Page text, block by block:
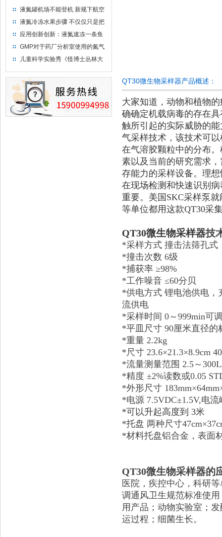
液氮罐机场不能登机 新规下航空
运输罐能否上飞机
液氮冷冻水果步骤 不仅仅只是把
水果扔到液氮中
应用创新创新：液氮速冻一条鱼
只需15分钟 保持活鲜一整年
GMP对于药厂分析室使用的氮气
钢瓶存放标准
儿童科学实验秀《怪博士丛林大
及
QT30微生物采样器产品概述：
大家知道，动物和植物
确确定机载病毒的存在
触所引起的实际威胁的
气采样技术，该技术可
在气溶胶颗粒中的分布
素以及当前的研究需求
存能力的采样设备。理
在现场检测和快速识别
重要。美国SKC采样泵
等单位都用这款QT30采
QT30微生物采样器技
*采样方式 撞击法筛孔式
*撞击次数 6级
*捕获率 ≥98%
*工作噪音 ≤60分贝
*供电方式 锂电池供电，
流供电
*采样时间 0～999min可
*平皿尺寸 90厘米直径的
*重量 2.2kg
*尺寸 23.6×21.3×8.9cm
*流量测量范围 2.5～
*精度 ±2%读数或0.05
*外形尺寸
*电源 7.5VDC±1.5V,电
*可以升起高度到 3米
*托盘 两种尺寸
*材料托盘铝合金，表面
QT30微生物采样器的
医院，疾控中心，科研
调通风卫生规范标准使
用产品；动物实验室；
运过程；细菌生长。